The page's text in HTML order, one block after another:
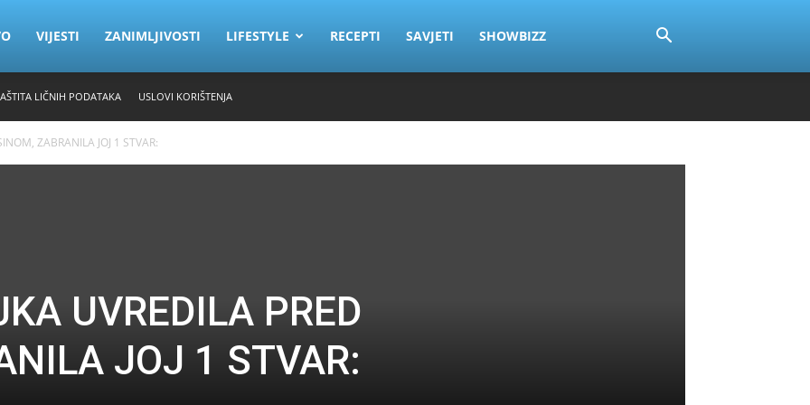
VIJESTI ZANIMLJIVOSTI LIFESTYLE RECEPTI SAVJETI SHOWBIZZ
LIČNIH PODATAKA USLOVI KORIŠTENJA
ZABRANILA JOJ 1 STVAR:
UVREDILA PRED
JOJ 1 STVAR: